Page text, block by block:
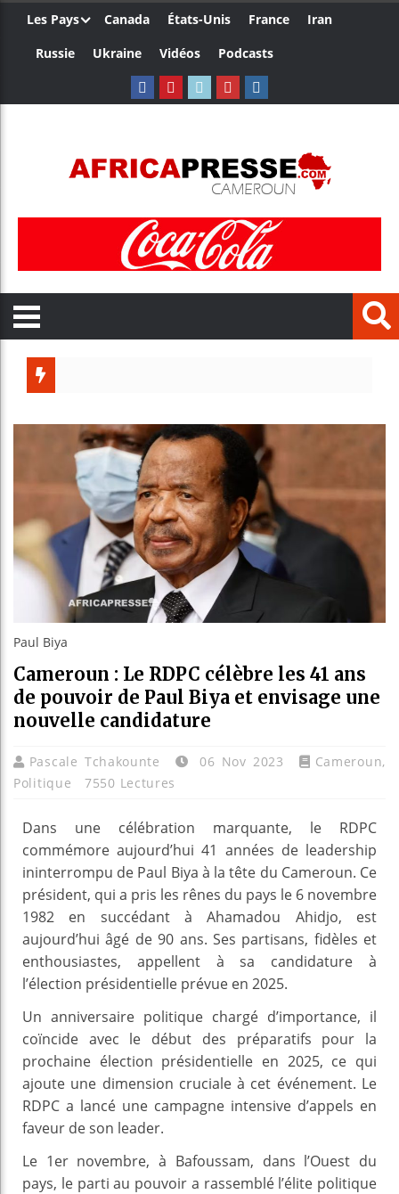
Les Pays Canada États-Unis France
Iran
Russie
Ukraine Vidéos Podcasts
Paul Biya
Cameroun : Le RDPC célèbre les 41 ans
de pouvoir de Paul Biya et envisage une
nouvelle candidature
Pascale Tchakounte 06 Nov 2023 Cameroun,
Politique
7550 Lectures
Dans une célébration marquante, le RDPC
commémore aujourd’hui 41 années de leadership
ininterrompu de Paul Biya à la tête du Cameroun. Ce
président, qui a pris les rênes du pays le 6 novembre
1982 en succédant à Ahamadou Ahidjo, est
aujourd’hui âgé de 90 ans. Ses partisans, fidèles et
enthousiastes, appellent à sa candidature à
l’élection présidentielle prévue en 2025.
Un anniversaire politique chargé d’importance, il
coïncide avec le début des préparatifs pour la
prochaine élection présidentielle en 2025, ce qui
ajoute une dimension cruciale à cet événement. Le
RDPC a lancé une campagne intensive d’appels en
faveur de son leader.
Le 1er novembre, à Bafoussam, dans l’Ouest du
pays, le parti au pouvoir a rassemblé l’élite politique